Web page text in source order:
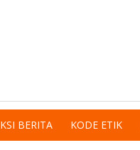
BERITA KODE ETIK